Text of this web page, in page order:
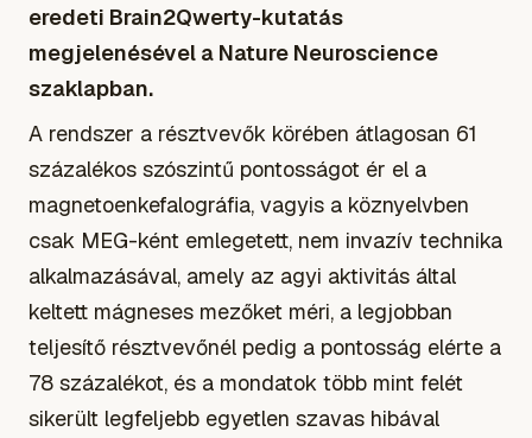
eredeti Brain2Qwerty-kutatás
megjelenésével a Nature Neuroscience
szaklapban.
A rendszer a résztvevők körében átlagosan 61
százalékos szószintű pontosságot ér el a
magnetoenkefalográfia, vagyis a köznyelvben
csak MEG-ként emlegetett, nem invazív technika
alkalmazásával, amely az agyi aktivitás által
keltett mágneses mezőket méri, a legjobban
teljesítő résztvevőnél pedig a pontosság elérte a
78 százalékot, és a mondatok több mint felét
sikerült legfeljebb egyetlen szavas hibával